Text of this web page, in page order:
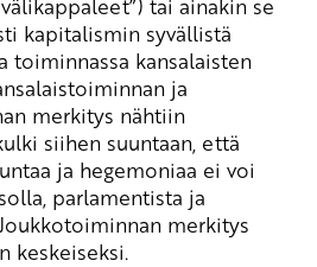
kapitalismin syvällistä
toiminnassa kansalaisten
ja
merkitys nähtiin
siihen suuntaan, että
ja hegemoniaa ei voi
parlamentista ja
merkitys
keskeiseksi.